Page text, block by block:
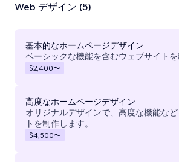
Web デザイン (5)
基本的なホームページデザイン
ベーシックな機能を含むウェブサイトを
$2,400〜
高度なホームページデザイン
オリジナルデザインで、高度な機能な
トを制作します。
$4,500〜